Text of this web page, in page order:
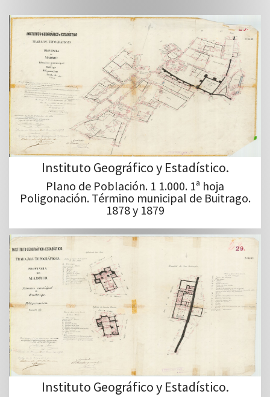
Instituto Geográfico y Estadístico.
Plano de Población. 1 1.000. 1ª hoja
Poligonación. Término municipal de Buitrago.
1878 y 1879
Instituto Geográfico y Estadístico.